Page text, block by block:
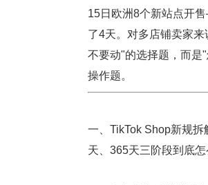
15日欧洲8个新站点开
了4天。对多店铺卖家
不要动"的选择题，而是
操作题。
一、TikTok Shop新规
天、365天三阶段到底怎